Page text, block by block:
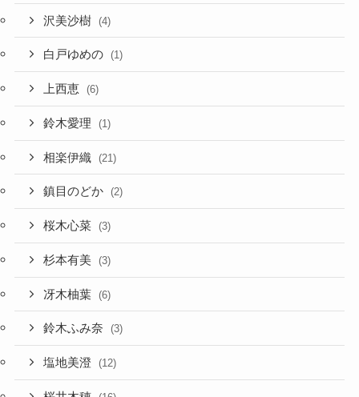
沢美沙樹 (4)
白戸ゆめの (1)
上西恵 (6)
鈴木愛理 (1)
相楽伊織 (21)
鎮目のどか (2)
桜木心菜 (3)
杉本有美 (3)
冴木柚葉 (6)
鈴木ふみ奈 (3)
塩地美澄 (12)